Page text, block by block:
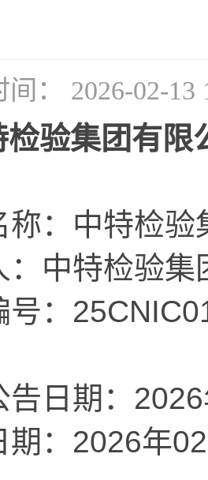
间： 2026-02-
检验集团有限
： 中特检验
中特检验集
：
日期： 2026
： 2026年02